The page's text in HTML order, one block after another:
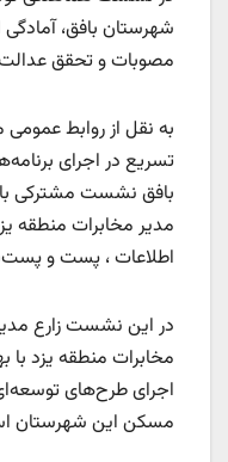
شهرستان بافق،
مصوبات و تحقق عدالت
به نقل از روابط
تسریع در اجرای
بافق نشست مشترکی با
مدیر مخابرات منطقه
اطلاعات ، پست و
در این نشست زارع
مخابرات منطقه یزد با
اجرای طرح‌های
مسکن این شهرستان